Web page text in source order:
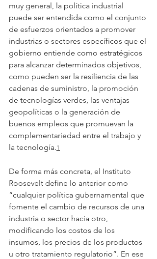
muy general, la política industrial
puede ser entendida como el conjunto
de esfuerzos orientados a promover
industrias o sectores específicos que el
gobierno entiende como estratégicos
para alcanzar determinados objetivos,
como pueden ser la resiliencia de las
cadenas de suministro, la promoción
de tecnologías verdes, las ventajas
geopolíticas o la generación de
buenos empleos que promuevan la
complementariedad entre el trabajo y
la tecnología.1
De forma más concreta, el Instituto
Roosevelt define lo anterior como
“cualquier política gubernamental que
fomente el cambio de recursos de una
industria o sector hacia otro,
modificando los costos de los
insumos, los precios de los productos
u otro tratamiento regulatorio”. En ese